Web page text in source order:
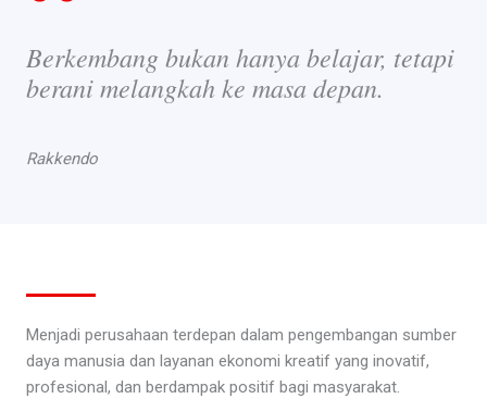
Berkembang bukan hanya belajar, tetapi
berani melangkah ke masa depan.
Rakkendo
Menjadi perusahaan terdepan dalam pengembangan sumber
daya manusia dan layanan ekonomi kreatif yang inovatif,
profesional, dan berdampak positif bagi masyarakat.